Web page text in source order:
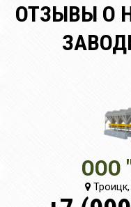
ОТЗЫВЫ О
ООО